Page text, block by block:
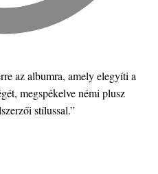
az albumra, amely elegyíti a
megspékelve némi plusz
stílussal.”